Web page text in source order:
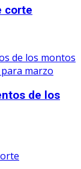
corte
de los